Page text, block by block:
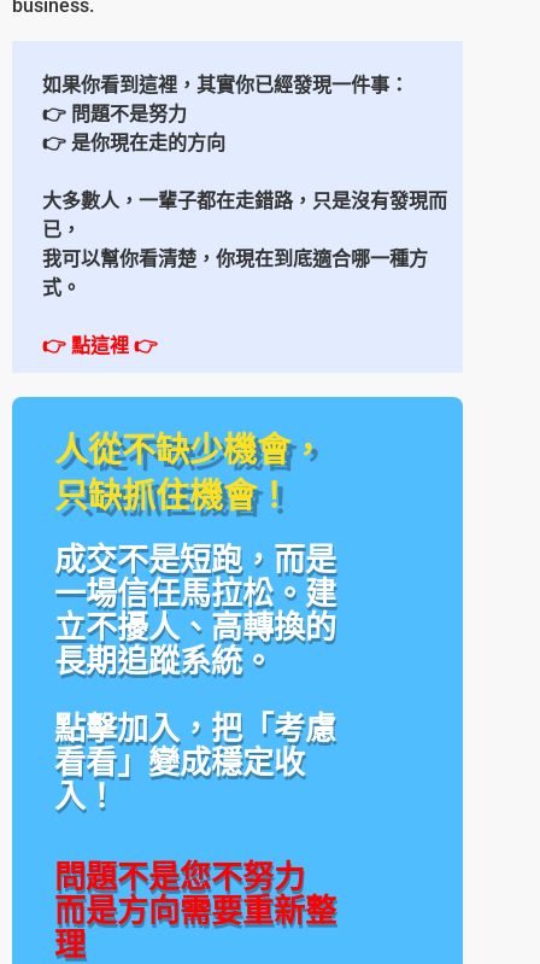
business.
如果你看到這裡，其實你已經發現一件事：
👉 問題不是努力
👉 是你現在走的方向
大多數人，一輩子都在走錯路， 只是沒有發現而
已，
我可以幫你看清楚， 你現在到底適合哪一種方
式。
👉 點這裡 👉
人從不缺少機會，
只缺抓住機會！
成交不是短跑，而是
一場信任馬拉松。建
立不擾人、高轉換的
長期追蹤系統。
點擊加入，把「考慮
看看」變成穩定收
入！
問題不是您不努力
而是方向需要重新整
理